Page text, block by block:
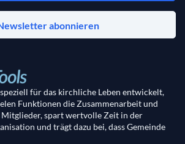
abonnieren
für das kirchliche Leben entwickelt,
Funktionen die Zusammenarbeit und
spart wertvolle Zeit in der
und trägt dazu bei, dass Gemeinde